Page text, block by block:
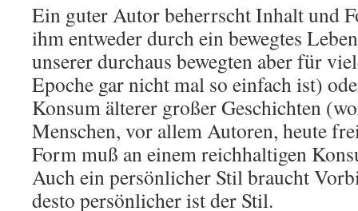
Ein guter Autor beherrscht Inhalt und
ihm entweder durch ein bewegtes
unserer durchaus bewegten aber für
Epoche gar nicht mal so einfach ist)
Konsum älterer großer Geschichten
Menschen, vor allem Autoren, heute
Form muß an einem reichhaltigen
Auch ein persönlicher Stil braucht
desto persönlicher ist der Stil.